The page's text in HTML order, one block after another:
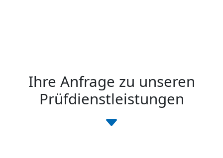
Ihre Anfrage zu unseren
Prüfdienstleistungen